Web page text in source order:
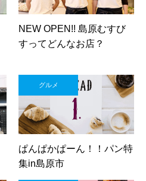
NEW OPEN!! 島原むすび
すってどんなお店？
グルメ
ぱんぱかぱーん！！パン特
集in島原市